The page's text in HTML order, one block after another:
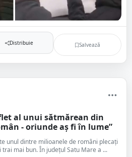
Distribuie Salvează
al unui sătmărean din
- oriunde aș fi în lume”
unul dintre milioanele de români plecați
mai bun. În județul Satu Mare a ...